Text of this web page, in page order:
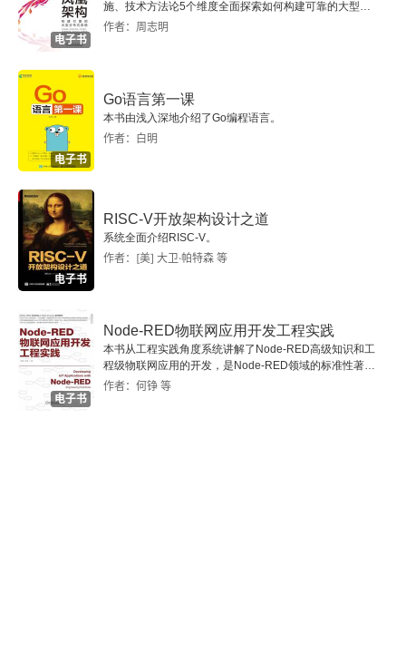
8.4.5 异常调度
8.5 WoW64（Windows-on-Windows）
8.5.1 WoW64核心
8.5.2 文件系统重定向
8.5.3 注册表重定向
8.5.4 AMD64平台上的x86模拟
8.5.5 ARM
8.5.6 内存模型
8.5.7 ARM64平台上的ARM32模拟
电子书
施、技术方法论5个维度全面探索如何构建可靠的大型分
布式系统。
作者：周志明
电子书
Go语言第一课
本书由浅入深地介绍了Go编程语言。
作者：白明
电子书
RISC-V开放架构设计之道
系统全面介绍RISC-V。
作者：[美] 大卫·帕特森 等
电子书
Node-RED物联网应用开发工程实践
本书从工程实践角度系统讲解了Node-RED高级知识和工
程级物联网应用的开发，是Node-RED领域的标准性著
作。
作者：何铮 等